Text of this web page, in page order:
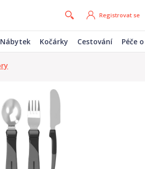
Registrovat se
Nábytek Kočárky Cestování Péče